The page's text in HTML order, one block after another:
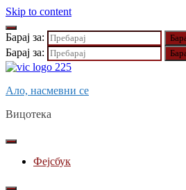
Skip to content
Барај за:
Барај за:
Ало, насмевни се
Вицотека
Фејсбук